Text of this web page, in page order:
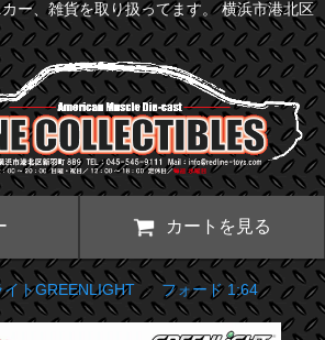
ー、雑貨を取り扱ってます。 横浜市港北区
カートを見る
イトGREENLIGHT> フォード 1:64